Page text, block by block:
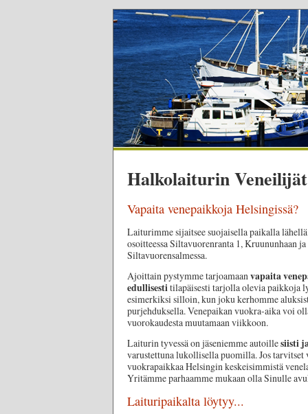
Halkolaiturin
Vapaita venepaikkoja Helsingissä?
Laiturimme sijaitsee suojaisella paikalla
osoitteessa Siltavuorenranta 1, Kruununhaan
Siltavuorensalmessa.
Ajoittain pystymme tarjoamaanvapaita
edullisestitilapäisesti tarjolla olevia paikkoja
esimerkiksi silloin, kun joku kerhomme
purjehduksella. Venepaikan vuokra-aika voi
vuorokaudesta muutamaan viikkoon.
Laiturin tyvessä on jäseniemme autoillesiisti
varustettuna lukollisella puomilla. Jos tarvitset
vuokrapaikkaa Helsingin keskeisimmistä
Yritämme parhaamme mukaan olla Sinulle
Laituripaikalta löytyy...